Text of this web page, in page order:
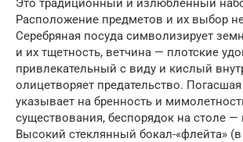
Это традиционный и излюбленный
Расположение пред­метов и их выбор
Серебряная посуда символизирует
и их тщетность, ветчина — плотские
привлекательный с виду и кислый
олицетворяет предательство.
указывает на бренность и
существования, беспорядок на столе —
Высокий стеклянный бокал-«флейта» (в